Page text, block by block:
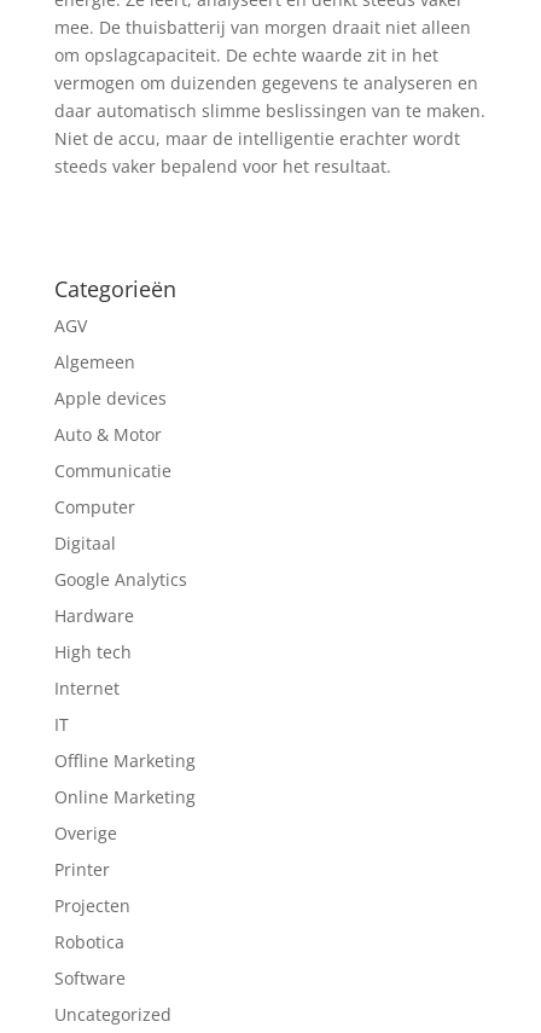
mee. De thuisbatterij van morgen draait niet alleen
om opslagcapaciteit. De echte waarde zit in het
vermogen om duizenden gegevens te analyseren en
daar automatisch slimme beslissingen van te maken.
Niet de accu, maar de intelligentie erachter wordt
steeds vaker bepalend voor het resultaat.
Categorieën
AGV
Algemeen
Apple devices
Auto & Motor
Communicatie
Computer
Digitaal
Google Analytics
Hardware
High tech
Internet
IT
Offline Marketing
Online Marketing
Overige
Printer
Projecten
Robotica
Software
Uncategorized